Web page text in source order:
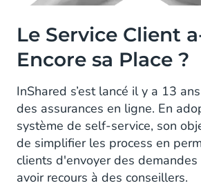
Le Service Client
Encore sa Place ?
InShared s’est lancé il y a 13
des assurances en ligne. En
système de self-service, son
de simplifier les process en
clients d'envoyer des
avoir recours à des conseillers.